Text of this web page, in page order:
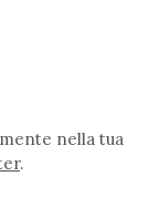
nella tua
.